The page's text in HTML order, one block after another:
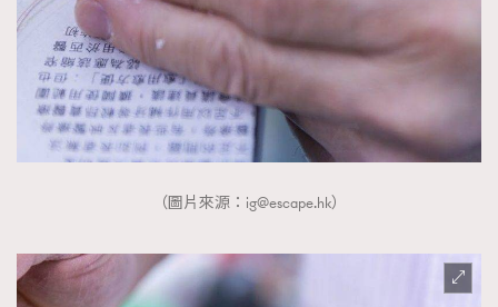
（圖片來源： ig@escape.hk）